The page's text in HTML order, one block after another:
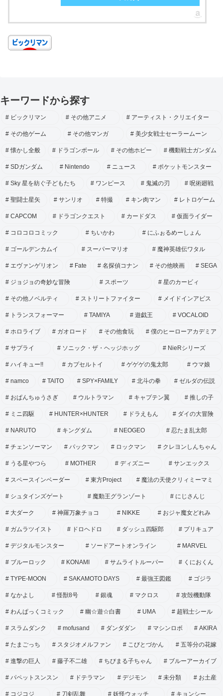
キーワードから探す
ビックリマン その他アニメ アーティスト・クリエイター
その他ゲーム その他マンガ 美少女戦士セーラームーン
懐かし全般 ドラゴンボール その他ホビー 機動戦士ガンダム
SDガンダム Nintendo ニュース ポケットモンスター
Sky 星を紡ぐ子どもたち ワンピース 鬼滅の刃 呪術廻戦
聖闘士星矢 サンリオ 特撮 キン肉マン レトロゲーム
CAPCOM ドラゴンクエスト カードダス 仮面ライダー
コロコロコミック ちいかわ にふぉるめーしょん
ゴールデンカムイ スーパーマリオ 魔神英雄伝ワタル
エヴァンゲリオン Fate 名探偵コナン その他映画 SEGA
ジョジョの奇妙な冒険 スポーツ 星のカービィ
その他ノベルティ ストリートファイター メイドインアビス
トランスフォーマー TAMIYA 遊戯王 VOCALOID
ホロライブ ガオロード その他食玩 僕のヒーローアカデミア
サプライ ソニック・ザ・ヘッジホッグ NieRシリーズ
ハイキュー!! カプセルトイ ゲゲゲの鬼太郎 ウマ娘
namco TAITO SPY×FAMILY 北斗の拳 ゼルダの伝説
おぱんちゅうさぎ ウルトラマン キャプテン翼 推しの子
ミニ四駆 HUNTER×HUNTER ドラえもん ダイの大冒険
NARUTO キングダム NEOGEO 忍たま乱太郎
チェンソーマン パックマン ロックマン クレヨンしんちゃん
うる星やつら MOTHER ディズニー サンエックス
スペースインベーダー 東方Project 魔法の天使クリィミーマミ
シュタインズゲート 魔動王グランゾート にじさんじ
大ダーク 神羅万象チョコ NIKKE おジャ魔女どれみ
ガムラツイスト ドロヘドロ ダッシュ四駆郎 プリキュア
デジタルモンスター ソードアートオンライン MARVEL
ブルーロック KONAMI サムライトルーパー くにおくん
TYPE-MOON SAKAMOTO DAYS 最強王図鑑 ゴジラ
なかよし 怪獣8号 銀魂 マクロス 攻殻機動隊
わんぱっくコミック 幽☆遊☆白書 UMA 超戦士シール
スラムダンク mofusand ダンダダン マシンロボ AKIRA
たまごっち スタジオメルファン こびとづかん 五等分の花嫁
進撃の巨人 藤子不二雄 ちびまる子ちゃん ブルーアーカイブ
パペットスンスン ドテラマン デジモン 未分類 お土産
コジコジ 刀剣乱舞 妖怪ウォッチ キョンシー